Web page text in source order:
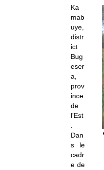
Ka
mab
uye,
distr
ict
Bug
eser
a,
prov
ince
de
l’Est
.
Dan
s le
cadr
e de